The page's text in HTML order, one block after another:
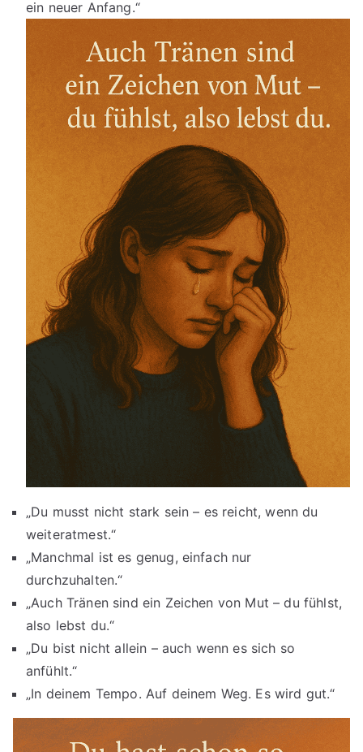
ein neuer Anfang.“
„Du musst nicht stark sein – es reicht, wenn du
weiteratmest.“
„Manchmal ist es genug, einfach nur
durchzuhalten.“
„Auch Tränen sind ein Zeichen von Mut – du fühlst,
also lebst du.“
„Du bist nicht allein – auch wenn es sich so
anfühlt.“
„In deinem Tempo. Auf deinem Weg. Es wird gut.“